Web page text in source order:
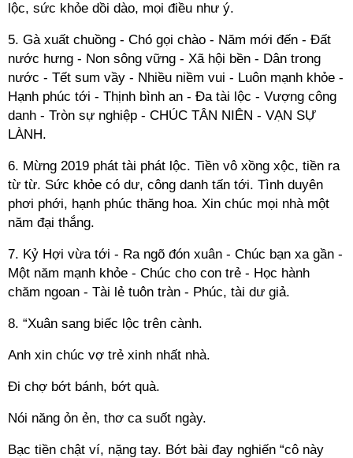
lộc, sức khỏe dồi dào, mọi điều như ý.
5. Gà xuất chuồng - Chó gọi chào - Năm mới đến - Đất
nước hưng - Non sông vững - Xã hội bền - Dân trong
nước - Tết sum vầy - Nhiều niềm vui - Luôn mạnh khỏe -
Hạnh phúc tới - Thịnh bình an - Đa tài lộc - Vượng công
danh - Tròn sự nghiệp - CHÚC TÂN NIÊN - VẠN SỰ
LÀNH.
6. Mừng 2019 phát tài phát lộc. Tiền vô xồng xộc, tiền ra
từ từ. Sức khỏe có dư, công danh tấn tới. Tình duyên
phơi phới, hạnh phúc thăng hoa. Xin chúc mọi nhà một
năm đại thắng.
7. Kỷ Hợi vừa tới - Ra ngõ đón xuân - Chúc bạn xa gần -
Một năm mạnh khỏe - Chúc cho con trẻ - Học hành
chăm ngoan - Tài lẻ tuôn tràn - Phúc, tài dư giả.
8. “Xuân sang biếc lộc trên cành.
Anh xin chúc vợ trẻ xinh nhất nhà.
Đi chợ bớt bánh, bớt quà.
Nói năng ỏn ẻn, thơ ca suốt ngày.
Bạc tiền chật ví, nặng tay. Bớt bài đay nghiến “cô này